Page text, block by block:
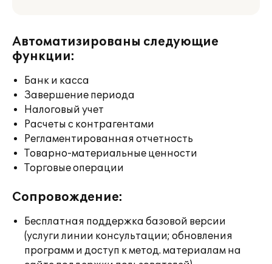
Автоматизированы следующие
функции:
Банк и касса
Завершение периода
Налоговый учет
Расчеты с контрагентами
Регламентированная отчетность
Товарно-материальные ценности
Торговые операции
Сопровождение:
Бесплатная поддержка базовой версии
(услуги линии консультации; обновления
программ и доступ к метод. материалам на